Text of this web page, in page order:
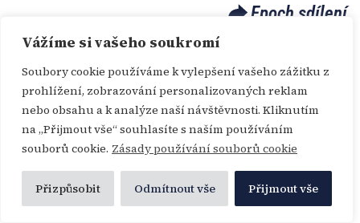
Vážíme si vašeho soukromí
Soubory cookie používáme k vylepšení vašeho zážitku z
prohlížení, zobrazování personalizovaných reklam
nebo obsahu a k analýze naší návštěvnosti. Kliknutím
na „Přijmout vše“ souhlasíte s naším používáním
souborů cookie. Zásady používání souborů cookie
Přizpůsobit Odmítnout vše Přijmout vše
Epoch sdílení
Nejčtenější články
F-47 jako řešení